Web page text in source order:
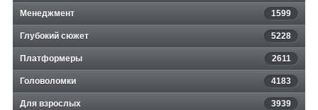
Менеджмент 1599
Глубокий сюжет 5228
Платформеры 2611
Головоломки 4183
Для взрослых 3939